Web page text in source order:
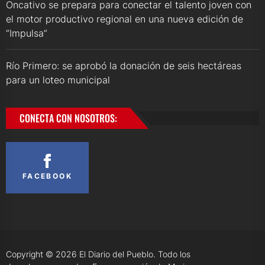
Oncativo se prepara para conectar el talento joven con
el motor productivo regional en una nueva edición de
“Impulsa”
Río Primero: se aprobó la donación de seis hectáreas
para un loteo municipal
CONECTA CON NOSOTROS:
FACEBOOK
Copyright © 2026 El Diario del Pueblo. Todo los